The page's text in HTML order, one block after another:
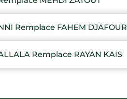
Remplace FAHEM DJAFOUR
Remplace RAYAN KAIS